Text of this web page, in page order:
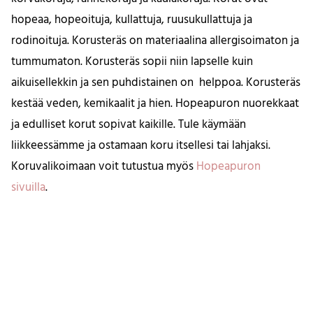
hopeaa, hopeoituja, kullattuja, ruusukullattuja ja
rodinoituja. Korusteräs on materiaalina allergisoimaton ja
tummumaton. Korusteräs sopii niin lapselle kuin
aikuisellekkin ja sen puhdistainen on helppoa. Korusteräs
kestää veden, kemikaalit ja hien. Hopeapuron nuorekkaat
ja edulliset korut sopivat kaikille. Tule käymään
liikkeessämme ja ostamaan koru itsellesi tai lahjaksi.
Koruvalikoimaan voit tutustua myösHopeapuron
sivuilla.